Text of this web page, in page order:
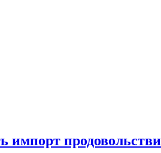
импорт